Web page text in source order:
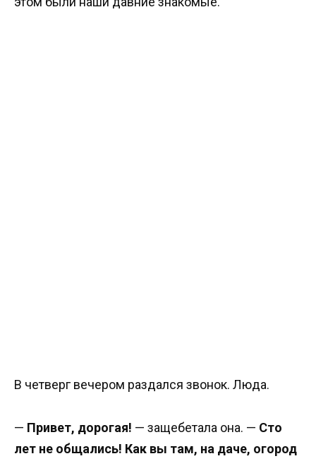
В четверг вечером раздался звонок. Люда.
— Привет, дорогая! — защебетала она. — Сто
лет не общались! Как вы там, на даче, огород